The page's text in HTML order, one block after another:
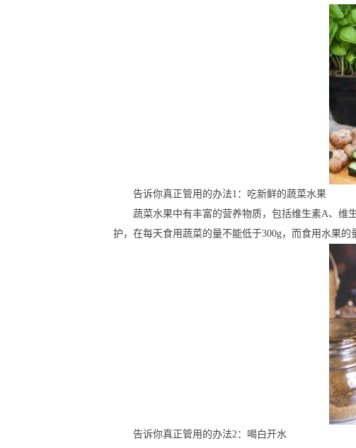
告诉你真正管用的办法1：吃新鲜的蔬菜水果
蔬菜水果中有丰富的营养物质，包括维生素A、维
护，在每天食用蔬菜的量不能低于300g，而食用水果的
告诉你真正管用的办法2：喝白开水